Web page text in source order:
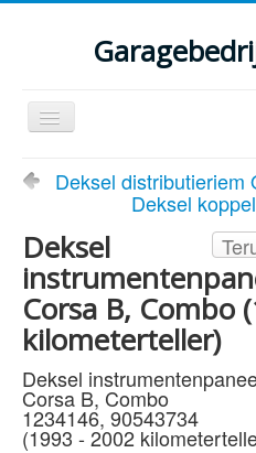
Schakelen
navigatie
Welkom
Klassiekers en
Diensten
Parts
Occasions
Kenteken gegevens
Contact
Deksel distributieriem
Deksel
Deksel
Corsa B, Combo
kilometerteller)
Deksel
Corsa B, Combo
1234146, 90543734
(1993 - 2002